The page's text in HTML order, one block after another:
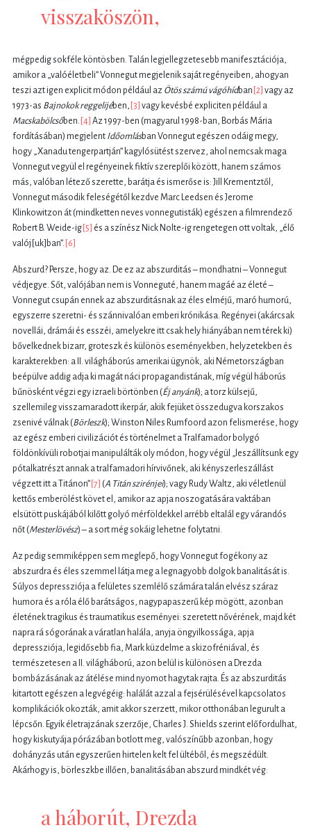
visszaköszön,
mégpedig sokféle köntösben. Talán legjellegzetesebb manifesztációja,
amikor a „valóéletbeli” Vonnegut megjelenik saját regényeiben, ahogyan
teszi azt igen explicit módon például az Ötös számú vágóhídban [2] vagy az
1973-as Bajnokok reggelijében, [3] vagy kevésbé expliciten például a
Macskabölcsőben. [4] Az 1997-ben (magyarul 1998-ban, Borbás Mária
fordításában) megjelent Időomlásban Vonnegut egészen odáig megy,
hogy „Xanadu tengerpartján” kagylósütést szervez, ahol nemcsak maga
Vonnegut vegyül el regényeinek fiktív szereplői között, hanem számos
más, valóban létező szerette, barátja és ismerőse is: Jill Krementztől,
Vonnegut második feleségétől kezdve Marc Leedsen és Jerome
Klinkowitzon át (mindketten neves vonnegutisták) egészen a filmrendező
Robert B. Weide-ig [5] és a színész Nick Nolte-ig rengetegen ott voltak, „élő
valój[uk]ban”. [6]
Abszurd? Persze, hogy az. De ez az abszurditás – mondhatni – Vonnegut
védjegye. Sőt, valójában nem is Vonneguté, hanem magáé az életé –
Vonnegut csupán ennek az abszurditásnak az éles elméjű, maró humorú,
egyszerre szeretni- és szánnivalóan emberi krónikása. Regényei (akárcsak
novellái, drámái és esszéi, amelyekre itt csak hely hiányában nem térek ki)
bővelkednek bizarr, groteszk és különös eseményekben, helyzetekben és
karakterekben: a II. világháborús amerikai ügynök, aki Németországban
beépülve addig adja ki magát náci propagandistának, míg végül háborús
bűnösként végzi egy izraeli börtönben (Éj anyánk); a torz külsejű,
szellemileg visszamaradott ikerpár, akik fejüket összedugva korszakos
zsenivé válnak (Börleszk); Winston Niles Rumfoord azon felismerése, hogy
az egész emberi civilizációt és történelmet a Tralfamador bolygó
földönkívüli robotjai manipulálták oly módon, hogy végül „ leszállítsunk egy
pótalkatrészt annak a tralfamadori hírvivőnek, aki kényszerleszállást
végzett itt a Titánon” [7] (A Titán szirénjei); vagy Rudy Waltz, aki véletlenül
kettős emberölést követ el, amikor az apja noszogatására vaktában
elsütött puskájából kilőtt golyó mérföldekkel arrébb eltalál egy várandós
nőt (Mesterlövész) – a sort még sokáig lehetne folytatni.
Az pedig semmiképpen sem meglepő, hogy Vonnegut fogékony az
abszurdra és éles szemmel látja meg a legnagyobb dolgok banalitását is.
Súlyos depressziója a felületes szemlélő számára talán elvész száraz
humora és a róla élő barátságos, nagypapaszerű kép mögött, azonban
életének tragikus és traumatikus eseményei: szeretett nővérének, majd két
napra rá sógorának a váratlan halála, anyja öngyilkossága, apja
depressziója, legidősebb fia, Mark küzdelme a skizofréniával, és
természetesen a II. világháború, azon belül is különösen a Drezda
bombázásának az átélése mind nyomot hagytak rajta. És az abszurditás
kitartott egészen a legvégéig: halálát azzal a fejsérülésével kapcsolatos
komplikációk okozták, amit akkor szerzett, mikor otthonában legurult a
lépcsőn. Egyik életrajzának szerzője, Charles J. Shields szerint előfordulhat,
hogy kiskutyája pórázában botlott meg, valószínűbb azonban, hogy
dohányzás után egyszerűen hirtelen kelt fel ültéből, és megszédült.
Akárhogy is, börleszkbe illően, banalitásában abszurd mindkét vég:
a háborút, Drezda